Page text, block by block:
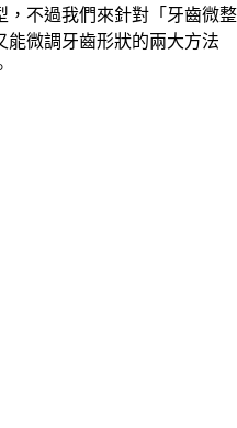
，不過我們來針對「牙齒微整
微調牙齒形狀的兩大方法